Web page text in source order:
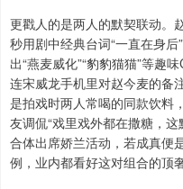
更戳人的是两人的默契联动。
秒用剧中经典台词“一直在身
出“燕麦威化”“豹豹猫猫”等趣
连宋威龙手机里对赵今麦的
是拍戏时两人常喝的同款饮料
友调侃“戏里戏外都在撒糖，
合体出席娇兰活动，若成真便
例，业内都看好这对组合的顶奢